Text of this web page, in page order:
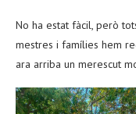
No ha estat fàcil, però
mestres i famílies hem
ara arriba un merescut